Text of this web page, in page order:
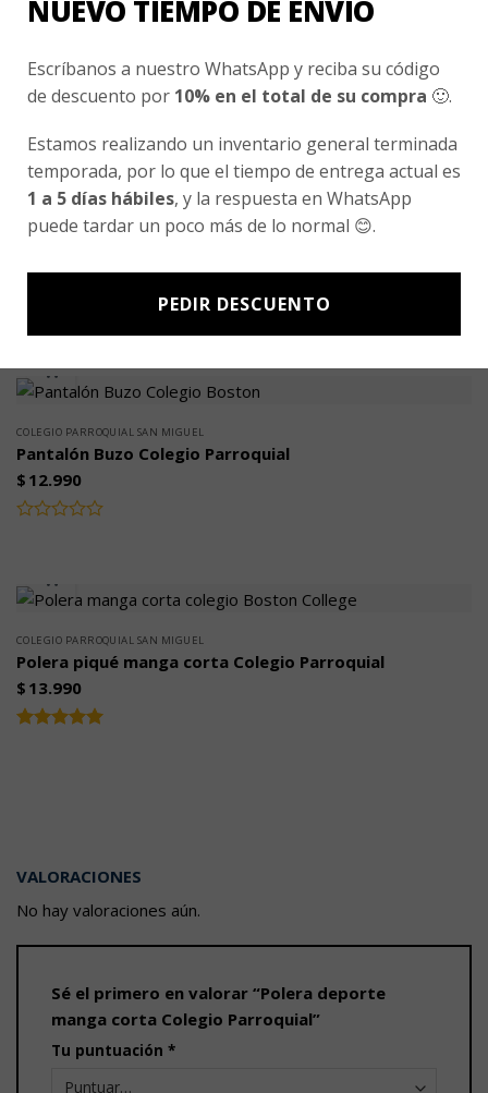
COLEGIO PARROQUIAL SAN MIGUEL
con5.00
de 5
22.990
COLEGIO PARROQUIAL SAN MIGUEL
de
5
11.990
COLEGIO PARROQUIAL SAN MIGUEL
Pantalón Buzo Colegio Parroquial
de
5
$ 12.990
COLEGIO PARROQUIAL SAN MIGUEL
Polera piqué manga corta Colegio Parroquial
$ 13.990
VALORACIONES
No hay valoraciones aún.
Sé el primero en valorar “Polera deporte
manga corta Colegio Parroquial”
Tu puntuación *
NUEVO TIEMPO DE ENVÍO
Escríbanos a nuestro WhatsApp y reciba su código
de descuento por 10% en el total de su compra 🙂.
Estamos realizando un inventario general terminada
temporada, por lo que el tiempo de entrega actual es
1 a 5 días hábiles, y la respuesta en WhatsApp
puede tardar un poco más de lo normal 😊.
PEDIR DESCUENTO